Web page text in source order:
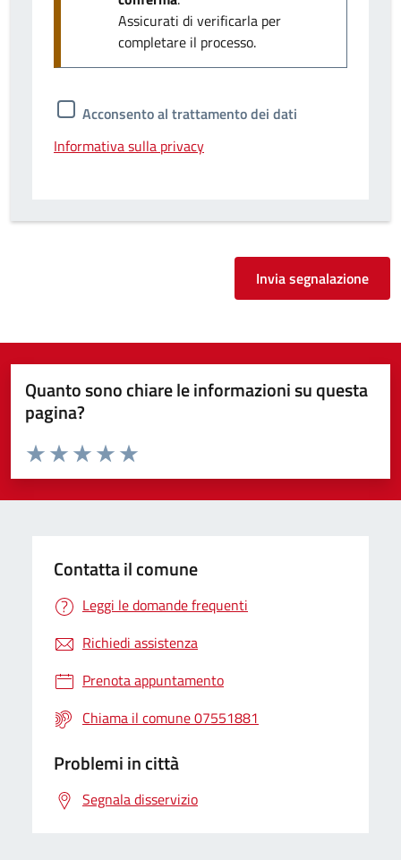
Assicurati di verificarla per
completare il processo.
Acconsento al trattamento dei dati
Informativa sulla privacy
Invia segnalazione
Quanto sono chiare le informazioni su questa
pagina?
Valuta da 1 a 5 stelle la pagina
Valuta 5 stelle su 5
Valuta 4 stelle su 5
Valuta 3 stelle su 5
Valuta 2 stelle su 5
Valuta 1 stelle su 5
Contatta il comune
Leggi le domande frequenti
Richiedi assistenza
Prenota appuntamento
Chiama il comune 07551881
Problemi in città
Segnala disservizio